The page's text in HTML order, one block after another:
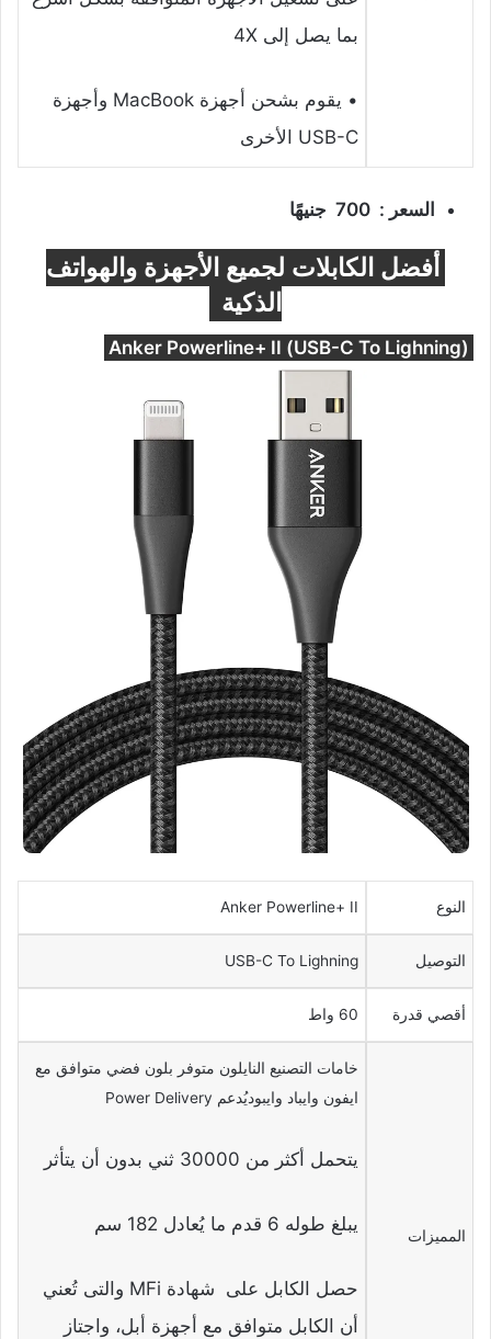
بما يصل إلى 4X
• يقوم بشحن أجهزة MacBook وأجهزة
USB-C الأخرى
السعر : 700 جنيهًا
أفضل الكابلات لجميع الأجهزة والهواتف
الذكية
(USB-C To Lighning) Anker Powerline+ II
النوع Anker Powerline+ II
التوصيل USB-C To Lighning
أقصي قدرة 60 واط
المميزات
خامات التصنيع النايلون متوفر بلون فضي متوافق مع
ايفون وايباد وايبوديُدعم Power Delivery
يتحمل أكثر من 30000 ثني بدون أن يتأثر
يبلغ طوله 6 قدم ما يُعادل 182 سم
حصل الكابل على شهادة MFi والتى تُعني
أن الكابل متوافق مع أجهزة أبل، واجتاز